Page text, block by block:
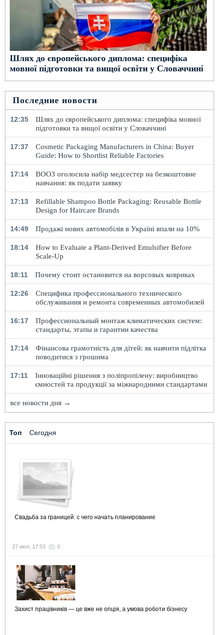
Шлях до європейського диплома: специфіка
мовної підготовки та вищої освіти у Словаччині
Последние новости
12:35
Шлях до європейського диплома: специфіка мовної
підготовки та вищої освіти у Словаччині
17:37
Cosmetic Packaging Manufacturers in China: Buyer
Guide: How to Shortlist Reliable Factories
17:14
ВООЗ оголосила набір медсестер на безкоштовне
навчання: як подати заявку
17:13
Refillable Shampoo Bottle Packaging: Reusable Bottle
Design for Haircare Brands
14:49 Продажі нових автомобілів в Україні впали на 10%
18:14
How to Evaluate a Plant-Derived Emulsifier Before
Scale-Up
18:11 Почему стоит остановится на ворсовых ковриках
12:26
Специфика профессионального технического
обслуживания и ремонта современных автомобилей
16:17
Профессиональный монтаж климатических систем:
стандарты, этапы и гарантии качества
17:14
Фінансова грамотність для дітей: як навчити підлітка
поводитися з грошима
17:11
Інноваційні рішення з поліпропілену: виробництво
ємностей та продукції за міжнародними стандартами
все новости дня →
Топ Сегодня
Свадьба за границей: с чего начать планирование
27 июл, 17:53 0
Захист працівників — це вже не опція, а умова роботи бізнесу